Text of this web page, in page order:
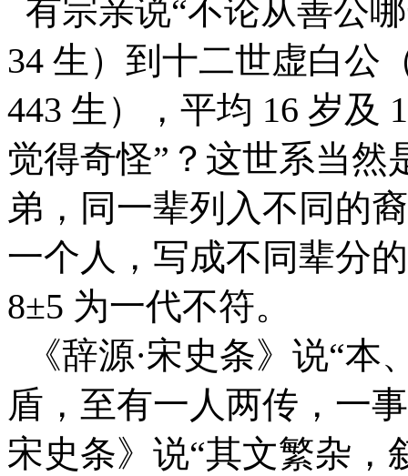
有宗亲说“不论从善公
34 生）到十二世虚白公
443 生），平均 16 岁及
觉得奇怪”？这世系当然
弟，同一辈列入不同的
一个人，写成不 同辈分
8±5 为一代不符。
《辞源·宋史条》说“本
盾，至有一人两传，一
宋史条》说“其文繁杂，